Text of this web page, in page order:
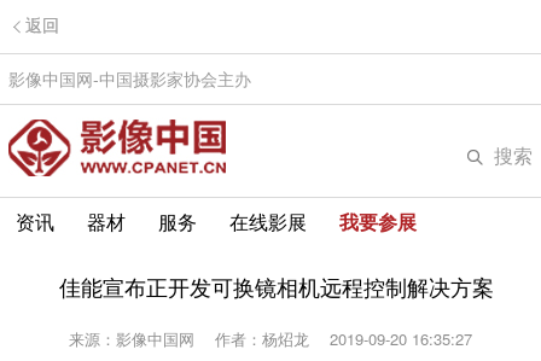
返回
影像中国网-中国摄影家协会主办
搜索
资讯 器材 服务 在线影展 我要参展
佳能宣布正开发可换镜相机远程控制解决方案
来源：影像中国网 作者：杨炤龙 2019-09-20 16:35:27